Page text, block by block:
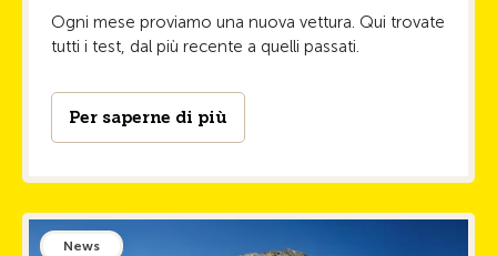
Ogni mese proviamo una nuova vettura. Qui trovate
tutti i test, dal più recente a quelli passati.
Per saperne di più
News